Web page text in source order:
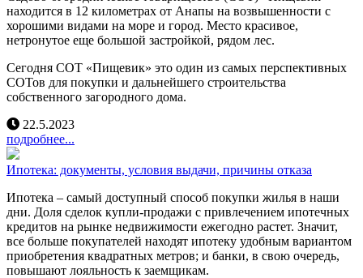
находится в 12 километрах от Анапы на возвышенности с
хорошими видами на море и город. Место красивое,
нетронутое еще большой застройкой, рядом лес.
Сегодня СОТ «Пищевик» это один из самых перспективных
СОТов для покупки и дальнейшего строительства
собственного загородного дома.
22.5.2023
подробнее...
Ипотека: документы, условия выдачи, причины отказа
Ипотека – самый доступный способ покупки жилья в наши
дни. Доля сделок купли-продажи с привлечением ипотечных
кредитов на рынке недвижимости ежегодно растет. Значит,
все больше покупателей находят ипотеку удобным вариантом
приобретения квадратных метров; и банки, в свою очередь,
повышают лояльность к заемщикам.